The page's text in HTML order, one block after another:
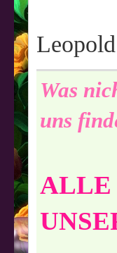
Leopold
Was
uns
ALLE